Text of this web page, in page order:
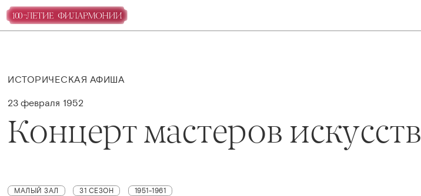
ИСТОРИЧЕСКАЯ АФИША
23 февраля 1952
Концерт мастеров искусств
МАЛЫЙ ЗАЛ 31 СЕЗОН 1951-1961